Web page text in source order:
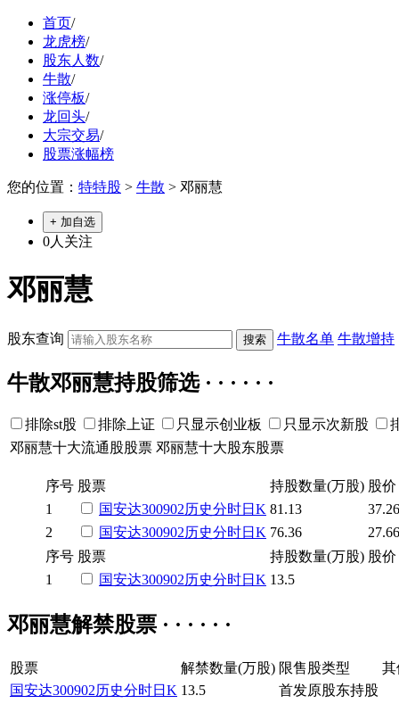
首页/
龙虎榜/
股东人数/
牛散/
涨停板/
龙回头/
大宗交易/
股票涨幅榜
您的位置： 特特股 > 牛散 > 邓丽慧
+ 加自选
0人关注
邓丽慧
股东查询 牛散名单 牛散增持
牛散邓丽慧持股筛选 · · · · · ·
排除st股 排除上证 只显示创业板 只显示次新股
邓丽慧十大流通股股票 邓丽慧十大股东股票
序号 股票 持股数量(万股) 股价
1
国安达300902历史分时日K 81.13
37.26
2
国安达300902历史分时日K 76.36
27.66
序号 股票 持股数量(万股) 股价
1
国安达300902历史分时日K 13.5
邓丽慧解禁股票 · · · · · ·
股票 解禁数量(万股) 限售股类型
其
国安达300902历史分时日K 13.5 首发原股东持股